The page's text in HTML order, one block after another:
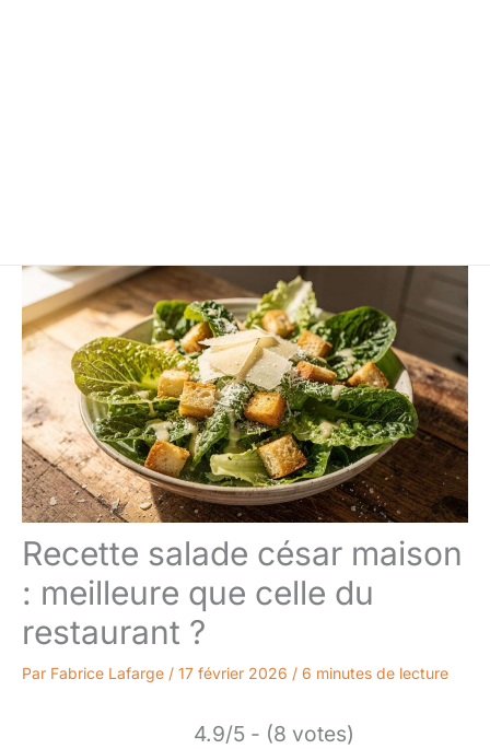
Recette salade césar maison
: meilleure que celle du
restaurant ?
Par Fabrice Lafarge / 17 février 2026 / 6 minutes de lecture
4.9/5 - (8 votes)